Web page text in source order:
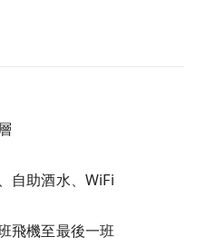
自助酒水、WiFi
飛機至最後一班